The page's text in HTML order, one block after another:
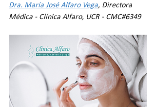
Dra. María José Alfaro Vega, Directora
Médica - Clínica Alfaro, UCR - CMC#6349